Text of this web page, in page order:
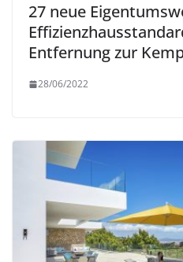
27 neue
Entfernung zur
28/06/2022